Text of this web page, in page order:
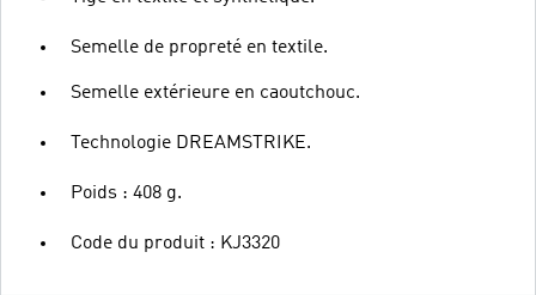
Semelle de propreté en textile.
Semelle extérieure en caoutchouc.
Technologie DREAMSTRIKE.
Poids : 408 g.
Code du produit : KJ3320